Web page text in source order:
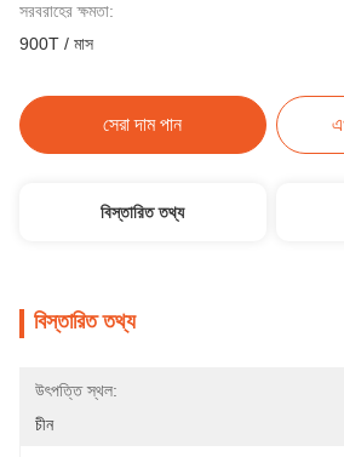
সরবরাহের ক্ষমতা:
900T / মাস
সেরা দাম পান
বিস্তারিত তথ্য
বিস্তারিত তথ্য
উৎপত্তি স্থল:
চীন